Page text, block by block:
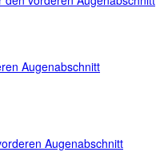
Augenabschnitt
Augenabschnitt